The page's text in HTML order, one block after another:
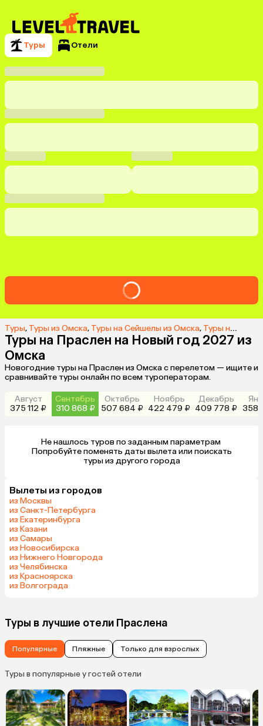
Туры Отели
Туры, Туры из Омска, Туры на Сейшелы из Омска, Туры на о. Праслен из Омска
Туры на Праслен на Новый год 2027 из
Омска
Новогодние туры на Праслен из Омска с перелетом — ищите и
сравнивайте туры онлайн по всем туроператорам.
Август
375 112 ₽
Сентябрь
310 868 ₽
Октябрь
507 684 ₽
Ноябрь
422 479 ₽
Декабрь
409 778 ₽
358
Не нашлось туров по заданным параметрам
туры из другого города
Вылеты из городов
из Москвы
из Санкт-Петербурга
из Екатеринбурга
из Казани
из Самары
из Новосибирска
из Нижнего Новгорода
из Челябинска
из Красноярска
из Волгограда
Туры в лучшие отели Праслена
Популярные Пляжные Только для взрослых
Туры в популярные у гостей отели